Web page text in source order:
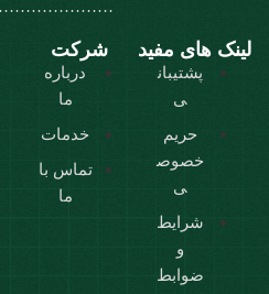
لینک های مفید
پشتیبان
ی
حریم
خصوص
ی
شرایط
و
ضوابط
شرکت
درباره
ما
خدمات
تماس با
ما